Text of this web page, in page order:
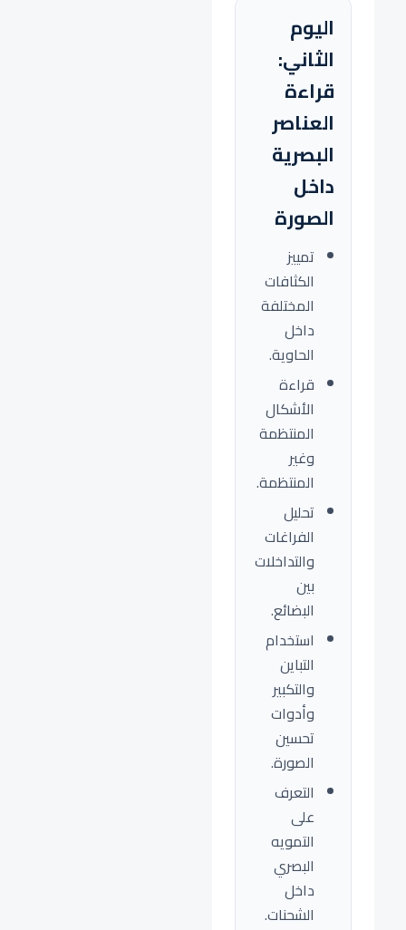
اليوم
الثاني:
قراءة
العناصر
البصرية
داخل
الصورة
تمييز
الكثافات
المختلفة
داخل
الحاوية.
قراءة
الأشكال
المنتظمة
وغير
المنتظمة.
تحليل
الفراغات
والتداخلات
بين
البضائع.
استخدام
التباين
والتكبير
وأدوات
تحسين
الصورة.
التعرف
على
التمويه
البصري
داخل
الشحنات.